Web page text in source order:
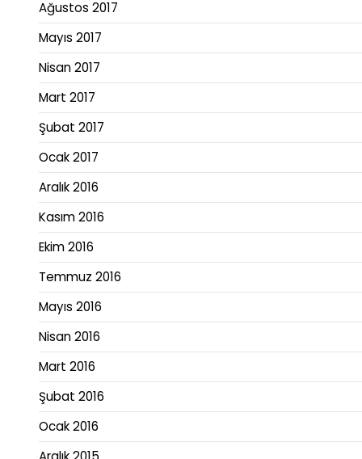
Ağustos 2017
Mayıs 2017
Nisan 2017
Mart 2017
Şubat 2017
Ocak 2017
Aralık 2016
Kasım 2016
Ekim 2016
Temmuz 2016
Mayıs 2016
Nisan 2016
Mart 2016
Şubat 2016
Ocak 2016